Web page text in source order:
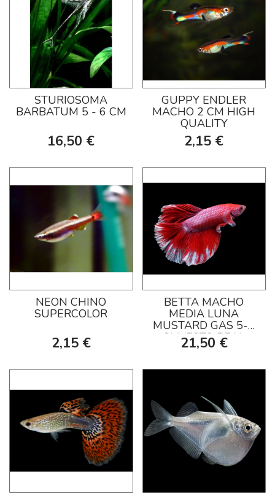
STURIOSOMA
BARBATUM 5 - 6 CM
16,50 €
GUPPY ENDLER
MACHO 2 CM HIGH
QUALITY
2,15 €
NEON CHINO
SUPERCOLOR
2,15 €
BETTA MACHO
MEDIA LUNA
MUSTARD GAS 5-6
CM (FOTO REAL
21,50 €